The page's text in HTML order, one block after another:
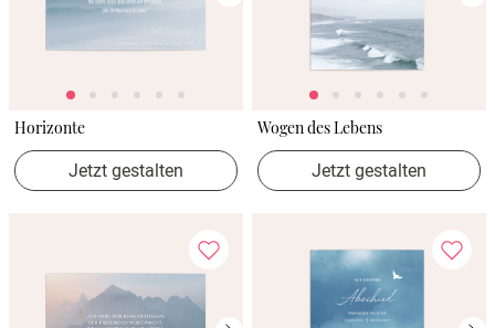
Horizonte
Jetzt gestalten
Wogen des Lebens
Jetzt gestalten